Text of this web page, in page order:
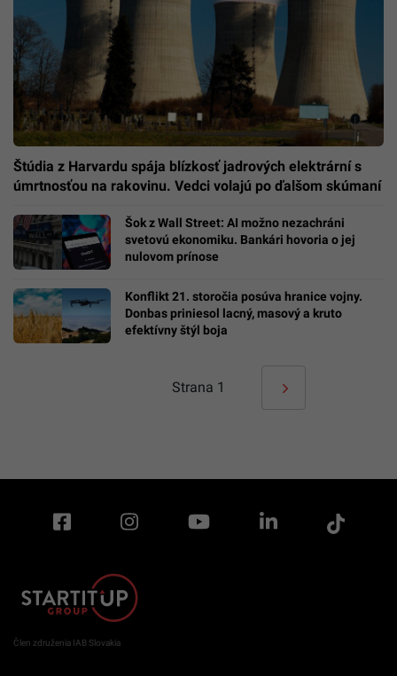
Štúdia z Harvardu spája blízkosť jadrových elektrární s
úmrtnosťou na rakovinu. Vedci volajú po ďalšom skúmaní
Šok z Wall Street: AI možno nezachráni
svetovú ekonomiku. Bankári hovoria o jej
nulovom prínose
Konflikt 21. storočia posúva hranice vojny.
Donbas priniesol lacný, masový a kruto
efektívny štýl boja
Strana 1
Člen združenia IAB Slovakia